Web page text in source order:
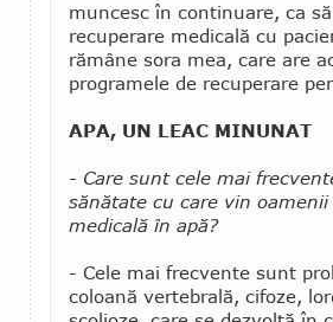
muncesc în conti­nua­re, ca
recuperare me­dicală cu
rămâne sora mea, care are
programele de recu­pe­rare
APA, UN LEAC MINUNAT
- Care sunt cele mai
sănătate cu care vin oamenii
medicală în apă?
- Cele mai frecvente sunt
coloană vertebrală, cifoze,